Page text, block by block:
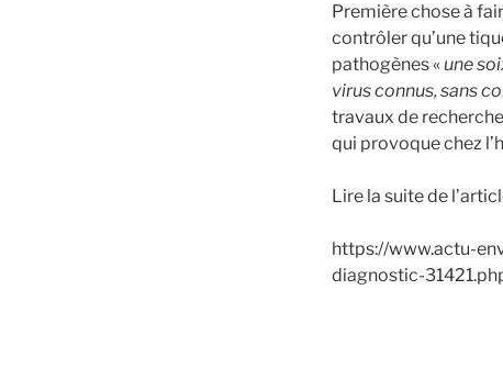
Première chose à
contrôler qu’une
pathogènes «une
virus connus, sans
travaux de
qui provoque chez
Lire la suite de
https://www.actu-
diagnostic-